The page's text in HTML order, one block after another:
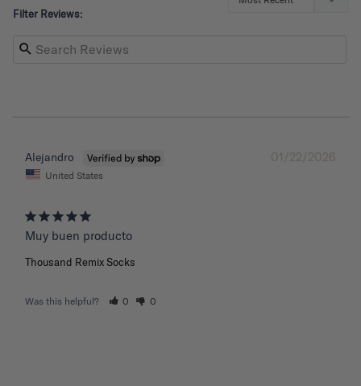
Filter Reviews:
01/22/2026
Alejandro
United States
Muy buen producto
Thousand Remix Socks
Was this helpful? 0 0